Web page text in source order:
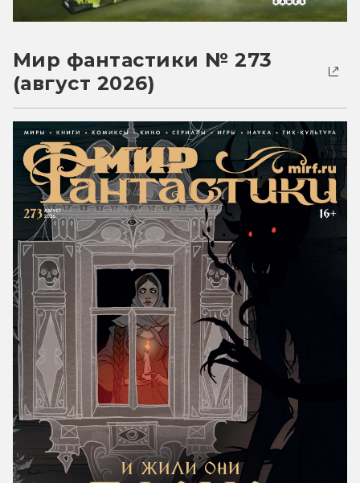
Мир фантастики № 273
(август 2026)